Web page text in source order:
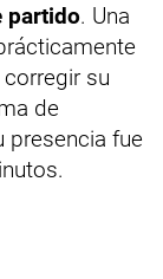
partido. Una
su
de
presencia fue